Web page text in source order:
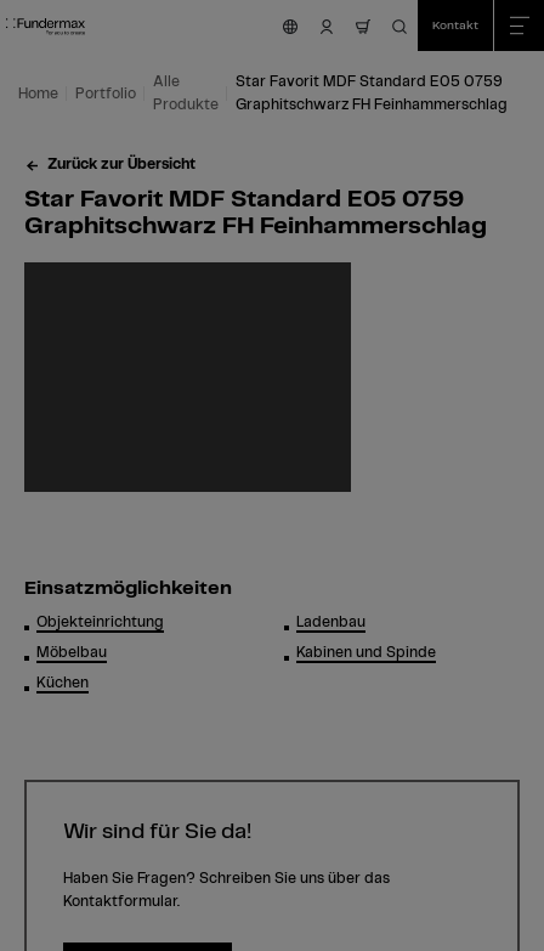
Zum Hauptinhalt springen
Zum Inhaltsverzeichnis springen
Zum Hauptmenü springen Kontakt
Home Portfolio
Alle
Produkte
Star Favorit MDF Standard E05 0759
Graphitschwarz FH Feinhammerschlag
Zurück zur Übersicht
Star Favorit MDF Standard E05 0759
Graphitschwarz FH Feinhammerschlag
Einsatzmöglichkeiten
Objekteinrichtung
Möbelbau
Küchen
Ladenbau
Kabinen und Spinde
Wir sind für Sie da!
Haben Sie Fragen? Schreiben Sie uns über das
Kontaktformular.